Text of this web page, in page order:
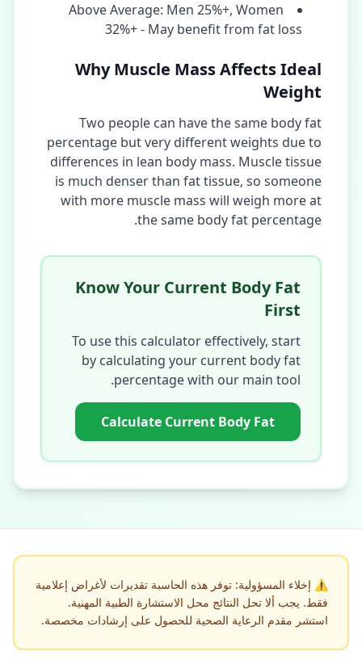
Above Average: Men 25%+, Women
32%+ - May benefit from fat loss
Why Muscle Mass Affects Ideal
Weight
Two people can have the same body fat
percentage but very different weights due to
differences in lean body mass. Muscle tissue
is much denser than fat tissue, so someone
with more muscle mass will weigh more at
the same body fat percentage.
Know Your Current Body Fat
First
To use this calculator effectively, start
by calculating your current body fat
percentage with our main tool.
Calculate Current Body Fat
⚠️ إخلاء المسؤولية: توفر هذه الحاسبة تقديرات لأغراض إعلامية
فقط. يجب ألا تحل النتائج محل الاستشارة الطبية المهنية.
استشر مقدم الرعاية الصحية للحصول على إرشادات مخصصة.